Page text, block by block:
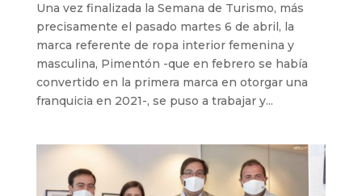
Una vez finalizada la Semana de Turismo, más
precisamente el pasado martes 6 de abril, la
marca referente de ropa interior femenina y
masculina, Pimentón -que en febrero se había
convertido en la primera marca en otorgar una
franquicia en 2021-, se puso a trabajar y...